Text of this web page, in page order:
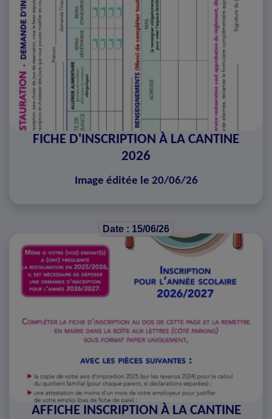
FICHE D'INSCRIPTION À LA CANTINE
2026
Image éditée le 20/06/26
Date : 15/06/26
AFFICHE INSCRIPTION À LA CANTINE